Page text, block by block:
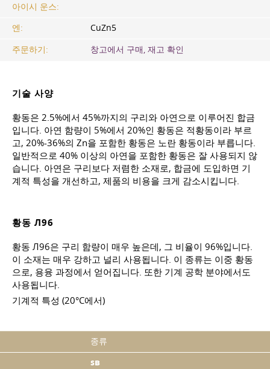
아이시 운스:
엔:
CuZn5
주문하기:
창고에서 구매, 재고 확인
기술 사양
황동은 2.5%에서 45%까지의 구리와 아연으로 이루어진 합금
입니다. 아연 함량이 5%에서 20%인 황동은 적황동이라 부르
고, 20%-36%의 Zn을 포함한 황동은 노란 황동이라 부릅니다.
일반적으로 40% 이상의 아연을 포함한 황동은 잘 사용되지 않
습니다. 아연은 구리보다 저렴한 소재로, 합금에 도입하면 기
계적 특성을 개선하고, 제품의 비용을 크게 감소시킵니다.
황동 Л96
황동 Л96은 구리 함량이 매우 높은데, 그 비율이 96%입니다.
이 소재는 매우 강하고 널리 사용됩니다. 이 종류는 이중 황동
으로, 용융 과정에서 얻어집니다. 또한 기계 공학 분야에서도
사용됩니다.
기계적 특성 (20°C에서)
종류
sв